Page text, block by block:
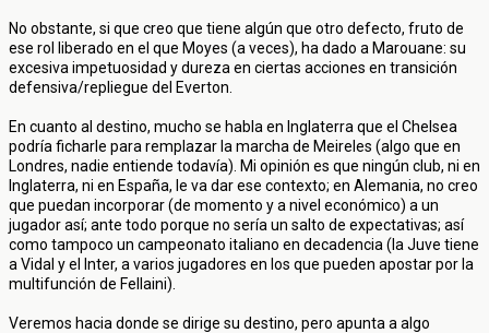
No obstante, si que creo que tiene algún que otro defecto, fruto de
ese rol liberado en el que Moyes (a veces), ha dado a Marouane: su
excesiva impetuosidad y dureza en ciertas acciones en transición
defensiva/repliegue del Everton.
En cuanto al destino, mucho se habla en Inglaterra que el Chelsea
podría ficharle para remplazar la marcha de Meireles (algo que en
Londres, nadie entiende todavía). Mi opinión es que ningún club, ni en
Inglaterra, ni en España, le va dar ese contexto; en Alemania, no creo
que puedan incorporar (de momento y a nivel económico) a un
jugador así; ante todo porque no sería un salto de expectativas; así
como tampoco un campeonato italiano en decadencia (la Juve tiene
a Vidal y el Inter, a varios jugadores en los que pueden apostar por la
multifunción de Fellaini).
Veremos hacia donde se dirige su destino, pero apunta a algo